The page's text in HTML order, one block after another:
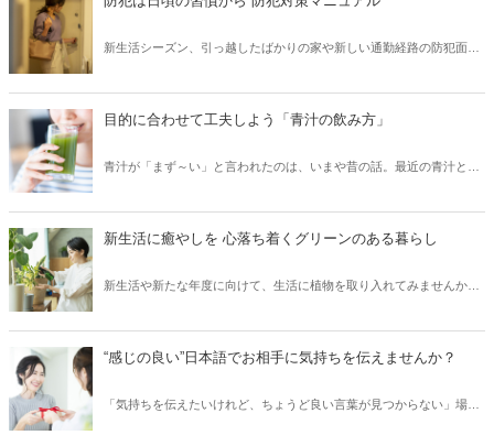
の勘違いや、期待度の高い改善法をご紹介します。
新生活シーズン、引っ越したばかりの家や新しい通勤経路の防犯面の
はいままで通りでも、周辺の状況が変化していないか確認してみまし
ょう。今回は、ちょっとした工夫で実践できる防犯TIPSをご紹介しま
目的に合わせて工夫しよう「青汁の飲み方」
青汁が「まず～い」と言われたのは、いまや昔の話。最近の青汁とい
します。
新生活に癒やしを 心落ち着くグリーンのある暮らし
新生活や新たな年度に向けて、生活に植物を取り入れてみませんか？
物や、お花を咲かせる水栽培の方法をご紹介します。自分だけの癒や
しスポットを手に入れましょう♪
“感じの良い”日本語でお相手に気持ちを伝えませんか？
「気持ちを伝えたいけれど、ちょうど良い言葉が見つからない」場面